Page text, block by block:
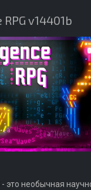
v14401b
- это необычная